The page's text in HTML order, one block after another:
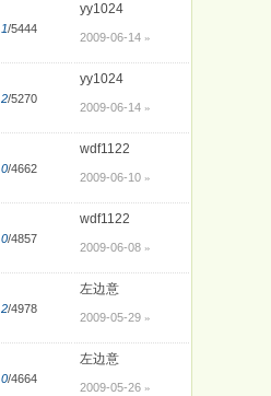
1/5444
yy1024
2009-06-14 »
2/5270
yy1024
2009-06-14 »
0/4662
wdf1122
2009-06-10 »
0/4857
wdf1122
2009-06-08 »
2/4978
左边意
2009-05-29 »
0/4664
左边意
2009-05-26 »